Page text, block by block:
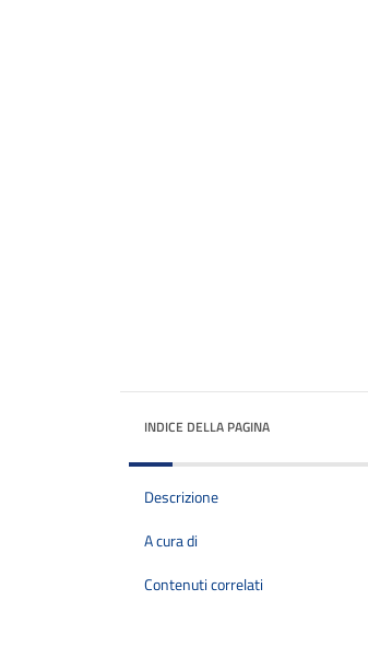
INDICE DELLA PAGINA
Descrizione
A cura di
Contenuti correlati